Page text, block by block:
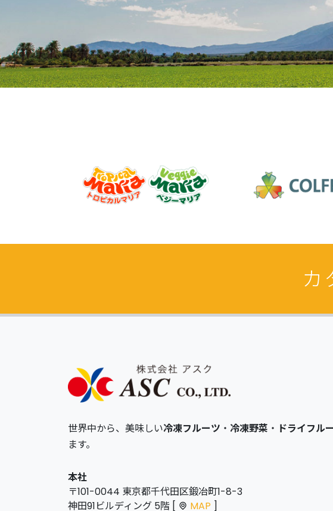
カ
世界中から、美味しい冷凍フルーツ ・ 冷凍野菜 ・ ドライフル
ます。
本社
〒101-0044 東京都千代田区鍛冶町1-8-3
神田91ビルディング 5階 [
MAP ]